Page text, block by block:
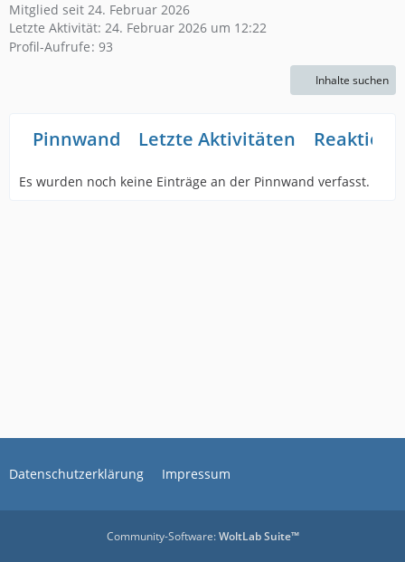
Mitglied seit 24. Februar 2026
Letzte Aktivität: 24. Februar 2026 um 12:22
Profil-Aufrufe 93
Inhalte suchen
Pinnwand Letzte Aktivitäten
Es wurden noch keine Einträge an der Pinnwand verfasst.
Datenschutzerklärung Impressum
Community-Software:WoltLab Suite™